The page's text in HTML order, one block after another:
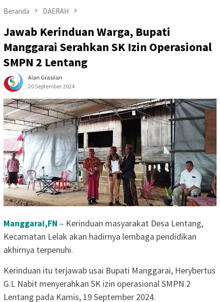
Beranda DAERAH
Jawab Kerinduan Warga, Bupati
Manggarai Serahkan SK Izin Operasional
SMPN 2 Lentang
Alan Grasilan
20 September 2024
Manggarai,FN – Kerinduan masyarakat Desa Lentang,
Kecamatan Lelak akan hadirnya lembaga pendidikan
akhirnya terpenuhi.
Kerinduan itu terjawab usai Bupati Manggarai, Herybertus
G.L Nabit menyerahkan SK izin operasional SMPN 2
Lentang pada Kamis, 19 September 2024.